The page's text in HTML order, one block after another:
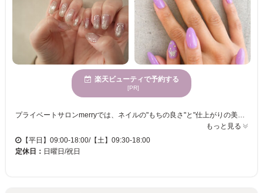
楽天ビューティで予約する
[PR]
プライベートサロンmerryでは、ネイルの"もちの良さ"と"仕上がりの美しさ"に特に力を入れています。ひと席だけの空間で、心身が休まる場所としてご利用いただけます。ネイルケアには特にこだわり、浮きにくい施術で約4週間、美しい指先を維持することが可能です。スタイリッシュで整ったネイルをお求めなら、ぜひ当店へ。“温活”を組み合わせたサービスは、内側も外側もキレイを目指すあなたを全面的にサポートします。お客様の幅広い年代に応じたサービスを提供し、穏やかなひとときを過ごせます。駐車場、個室完備ですので、お子様連れでも安心してお越しください。プライベートサロンmerryで、自分の時間に心が満たされる体験を。
もっと見る
【平日】09:00-18:00/【土】09:30-18:00
定休日： 日曜日/祝日